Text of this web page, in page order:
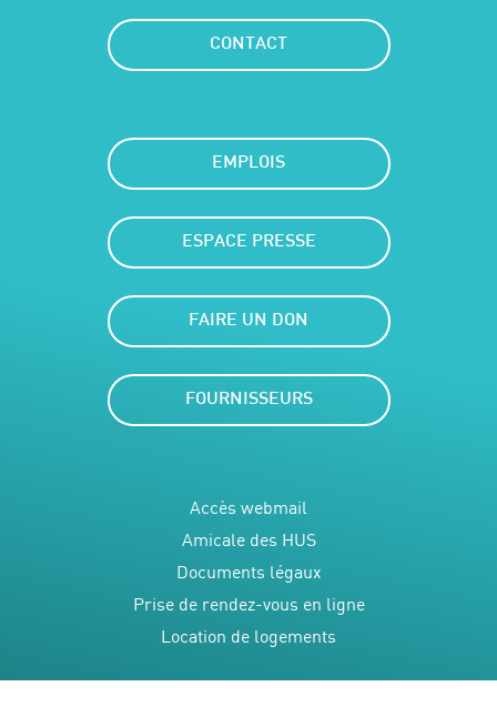
CONTACT
EMPLOIS
ESPACE PRESSE
FAIRE UN DON
FOURNISSEURS
Accès webmail
Amicale des HUS
Documents légaux
Prise de rendez-vous en ligne
Location de logements